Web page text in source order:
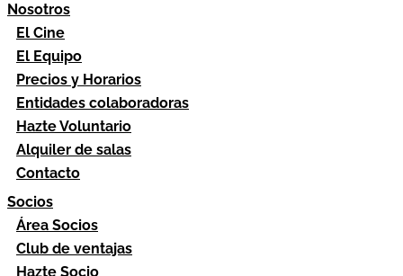
Nosotros
El Cine
El Equipo
Precios y Horarios
Entidades colaboradoras
Hazte Voluntario
Alquiler de salas
Contacto
Socios
Área Socios
Club de ventajas
Hazte Socio